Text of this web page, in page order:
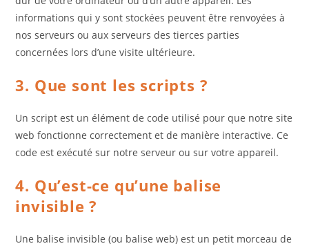
informations qui y sont stockées peuvent être renvoyées à
nos serveurs ou aux serveurs des tierces parties
concernées lors d’une visite ultérieure.
3. Que sont les scripts ?
Un script est un élément de code utilisé pour que notre site
web fonctionne correctement et de manière interactive. Ce
code est exécuté sur notre serveur ou sur votre appareil.
4. Qu’est-ce qu’une balise
invisible ?
Une balise invisible (ou balise web) est un petit morceau de